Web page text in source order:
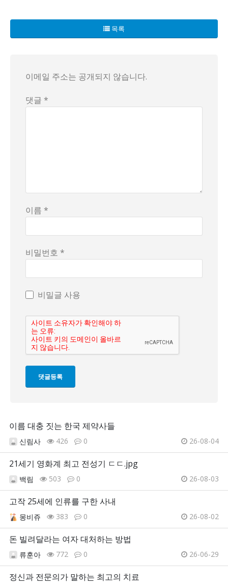
그렇다면 이 기이한 현상은 무엇을 의미할까요? 전문가들은
네팔의 정치가 한국의 종교적 이념과 연결되어 있다는 보도
목록
이메일 주소는 공개되지 않습니다.
댓글 *
이름 *
비밀번호 *
비밀글 사용
이름 대충 짓는 한국 제약사들
신림사 426 0 26-08-04
21세기 영화계 최고 전성기 ㄷㄷ.jpg
백림 503 0 26-08-03
고작 25세에 인류를 구한 사내
몽비쥬 383 0 26-08-02
돈 빌려달라는 여자 대처하는 방법
류훈아 772 0 26-06-29
정신과 전문의가 말하는 최고의 치료